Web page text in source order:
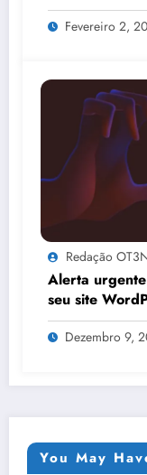
Fevereiro 2,
Redação
Alerta
seu site
Dezembro 9,
You May